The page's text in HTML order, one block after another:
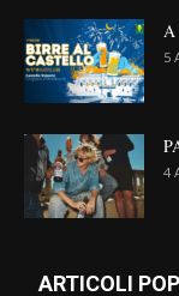
A
5
4
ARTICOLI